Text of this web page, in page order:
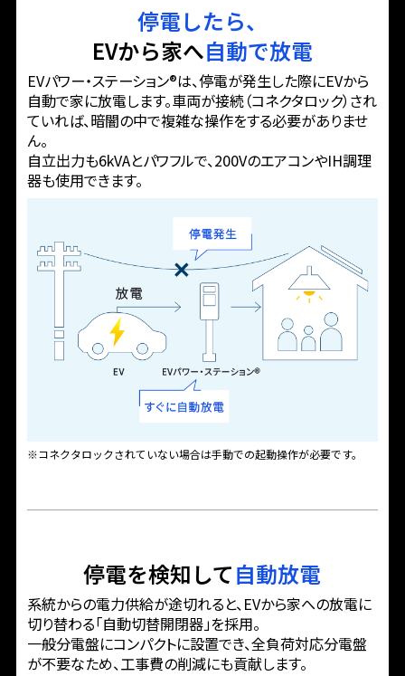
停電したら、
EVから家へ自動で放電
EVパワー・ステーション®は、停電が発生した際にEVから
自動で家に放電します。車両が接続（コネクタロック）され
ていれば、暗闇の中で複雑な操作をする必要がありませ
ん。
自立出力も6kVAとパワフルで、200VのエアコンやIH調理
器も使用できます。
※コネクタロックされていない場合は手動での起動操作が必要です。
停電を検知して自動放電
系統からの電力供給が途切れると、EVから家への放電に
切り替わる「自動切替開閉器」を採用。
一般分電盤にコンパクトに設置でき、全負荷対応分電盤
が不要なため、工事費の削減にも貢献します。